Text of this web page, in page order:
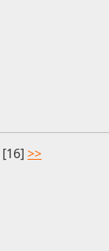
[16] >>